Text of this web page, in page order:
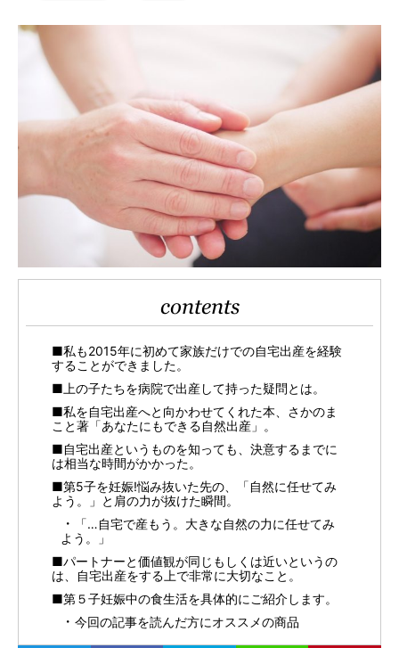
contents
■私も2015年に初めて家族だけでの自宅出産を経験
することができました。
■上の子たちを病院で出産して持った疑問とは。
■私を自宅出産へと向かわせてくれた本、さかのま
こと著「あなたにもできる自然出産」。
■自宅出産というものを知っても、決意するまでに
は相当な時間がかかった。
■第5子を妊娠!悩み抜いた先の、「自然に任せてみ
よう。」と肩の力が抜けた瞬間。
「…自宅で産もう。大きな自然の力に任せてみ
よう。」
■パートナーと価値観が同じもしくは近いというの
は、自宅出産をする上で非常に大切なこと。
■第５子妊娠中の食生活を具体的にご紹介します。
今回の記事を読んだ方にオススメの商品